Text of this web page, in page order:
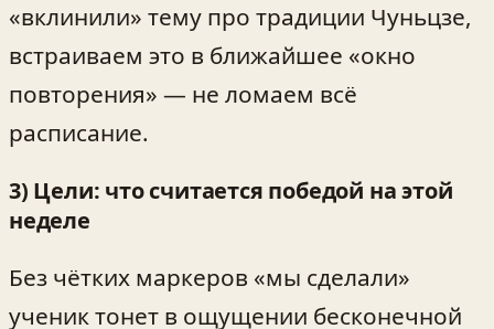
«вклинили» тему про традиции Чуньцзе,
встраиваем это в ближайшее «окно
повторения» — не ломаем всё
расписание.
3) Цели: что считается победой на этой
неделе
Без чётких маркеров «мы сделали»
ученик тонет в ощущении бесконечной